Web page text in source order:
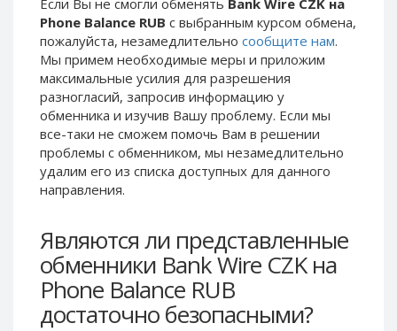
Если Вы не смогли обменять Bank Wire CZK на
Phone Balance RUB с выбранным курсом обмена,
пожалуйста, незамедлительно сообщите нам.
Мы примем необходимые меры и приложим
максимальные усилия для разрешения
разногласий, запросив информацию у
обменника и изучив Вашу проблему. Если мы
все-таки не сможем помочь Вам в решении
проблемы c обменником, мы незамедлительно
удалим его из списка доступных для данного
направления.
Являются ли представленные
обменники Bank Wire CZK на
Phone Balance RUB
достаточно безопасными?
Neteller USD
Neteller EUR
Neteller INR
Neteller PLN
Neteller GBP
Neteller NOK
Neteller SEK
PaySera USD
PaySera PLN
AliPay CNY
UnionPay CNY
Paymer USD
Neteller USD
Neteller EUR
Neteller INR
Neteller PLN
Neteller GBP
Neteller NOK
Neteller SEK
PaySera PLN
AliPay CNY
UnionPay CNY
Paymer USD